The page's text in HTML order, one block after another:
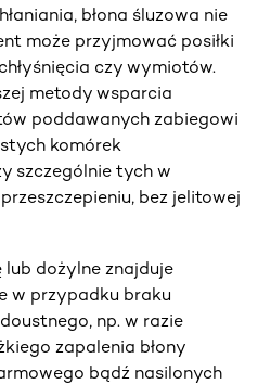
błona śluzowa nie
może przyjmować posiłki
czy wymiotów.
metody wsparcia
poddawanych zabiegowi
komórek
szczególnie tych w
bez jelitowej
lub dożylne znajduje
w przypadku braku
np. w razie
zapalenia błony
bądź nasilonych